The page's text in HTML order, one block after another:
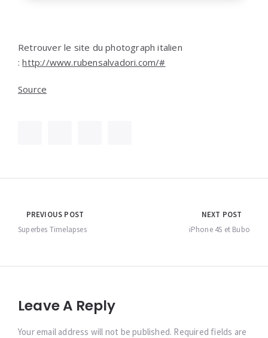
Retrouver le site du photograph italien
:http://www.rubensalvadori.com/#
Source
Navigation
de
PREVIOUS POST
Superbes Timelapses
NEXT POST
iPhone 4S et Bubo
Leave A Reply
Your email address will not be published. Required fields are